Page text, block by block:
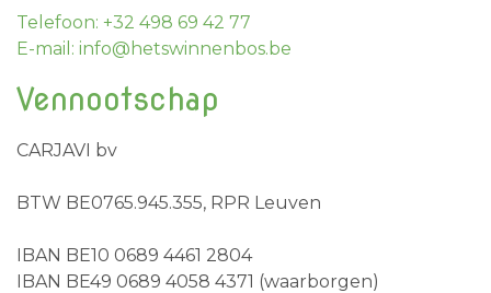
Telefoon: +32 498 69 42 77
E-mail: info@hetswinnenbos.be
Vennootschap
CARJAVI bv
BTW BE0765.945.355, RPR Leuven
IBAN BE10 0689 4461 2804
IBAN BE49 0689 4058 4371 (waarborgen)